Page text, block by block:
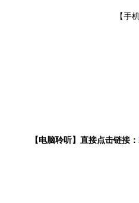
【手机
【电脑聆听】直接点击链接：